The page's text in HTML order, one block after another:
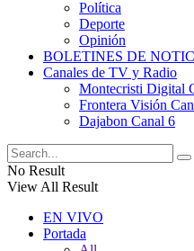
Política
Deporte
Opinión
BOLETINES DE
Canales de TV y Radio
Montecristi Digital
Frontera Visión
Dajabon Canal 6
No Result
View All Result
EN VIVO
Portada